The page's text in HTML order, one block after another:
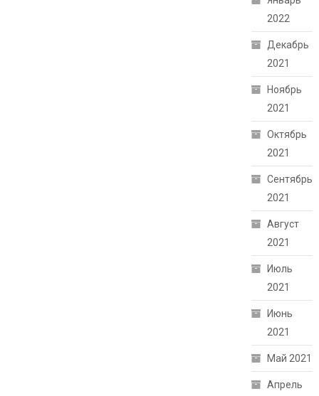
2022
Декабрь
2021
Ноябрь
2021
Октябрь
2021
Сентябрь
2021
Август
2021
Июль
2021
Июнь
2021
Май 2021
Апрель